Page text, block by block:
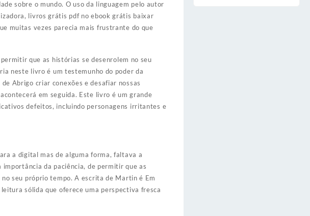
sobre o mundo. O uso da linguagem pelo autor
livros grátis pdf no ebook grátis baixar
muitas vezes parecia mais frustrante do que
que as histórias se desenrolem no seu
neste livro é um testemunho do poder da
Abrigo criar conexões e desafiar nossas
em seguida. Este livro é um grande
defeitos, incluindo personagens irritantes e
a digital mas de alguma forma, faltava a
da paciência, de permitir que as
seu próprio tempo. A escrita de Martin é Em
sólida que oferece uma perspectiva fresca